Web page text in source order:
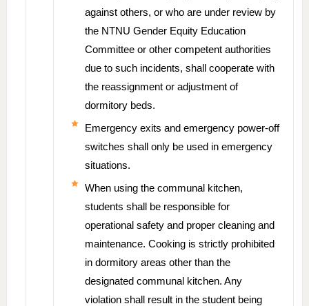
against others, or who are under review by
the NTNU Gender Equity Education
Committee or other competent authorities
due to such incidents, shall cooperate with
the reassignment or adjustment of
dormitory beds.
Emergency exits and emergency power-off
switches shall only be used in emergency
situations.
When using the communal kitchen,
students shall be responsible for
operational safety and proper cleaning and
maintenance. Cooking is strictly prohibited
in dormitory areas other than the
designated communal kitchen. Any
violation shall result in the student being